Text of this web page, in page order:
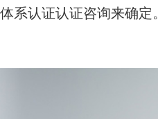
系认证认证咨询来确定。